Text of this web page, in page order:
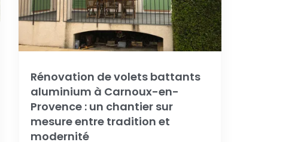
Rénovation de volets battants
aluminium à Carnoux-en-
Provence : un chantier sur
mesure entre tradition et
modernité